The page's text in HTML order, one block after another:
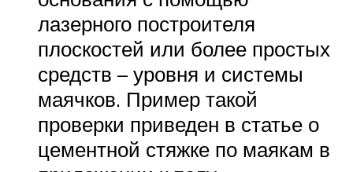
лазерного построителя
плоскостей или более простых
средств – уровня и системы
маячков. Пример такой
проверки приведен в статье о
цементной стяжке по маякам в